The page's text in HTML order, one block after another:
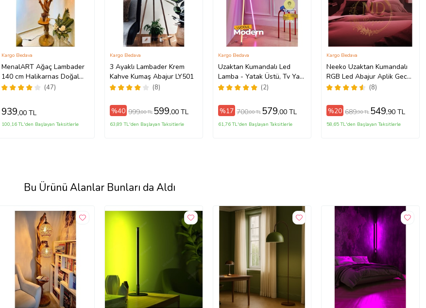
MenalART Ağaç Lambader
140 cm Halikarnas Doğal
Ağaç Serisi Köşe
Lambader
(47)
Kargo Bedava
939,00 TL
100,16 TL'den Başlayan Taksitlerle
3 Ayaklı Lambader Krem
Kahve Kumaş Abajur LY501
(8)
Kargo Bedava
%40 999,00 TL 599,00 TL
63,89 TL'den Başlayan Taksitlerle
Uzaktan Kumandalı Led
Lamba - Yatak Üstü, Tv Yanı
,oturma Odası - Rgb Çok
(2)
Kargo Bedava
%17 700,00 TL 579,00 TL
61,76 TL'den Başlayan Taksitlerle
Neeko Uzaktan Kumandalı
RGB Led Abajur Aplik Gece
Lambası KUMANDALİ - RGB
(8)
Kargo Bedava
%20 689,90 TL 549,90 TL
58,65 TL'den Başlayan Taksitlerle
Bu Ürünü Alanlar Bunları da Aldı